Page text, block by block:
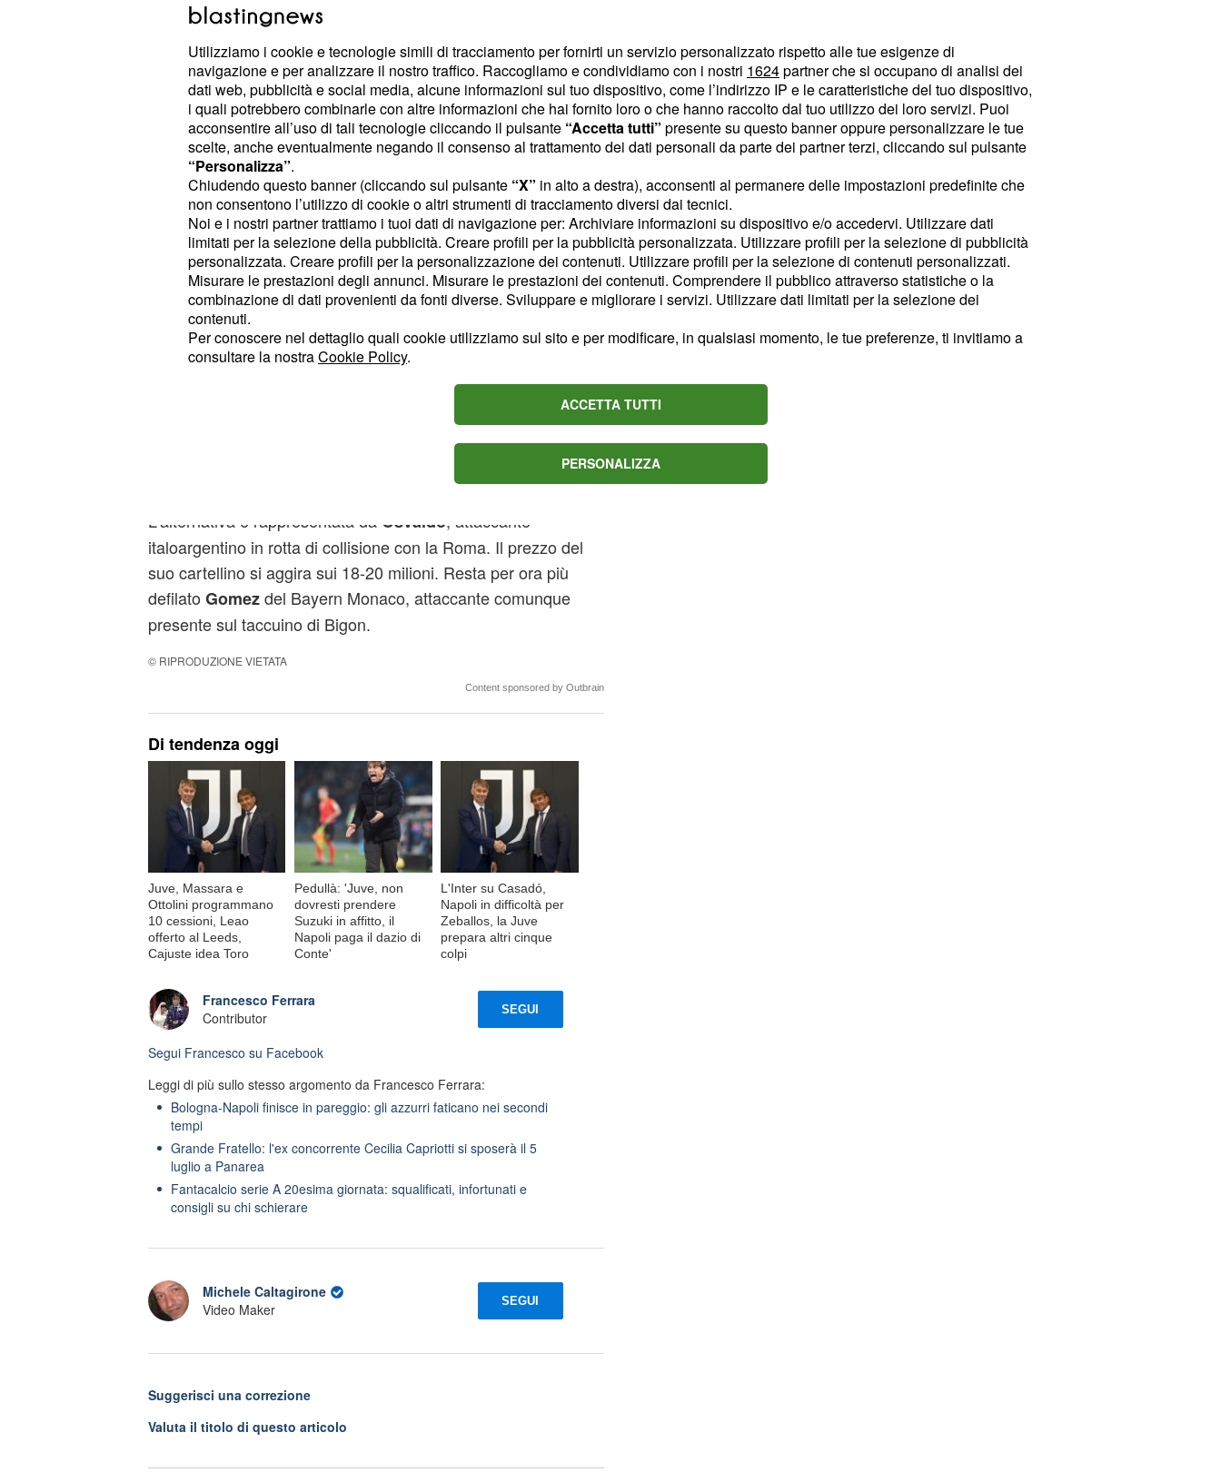
anche l'Atletico Madrid, che ha ceduto un pezzo da 90 come
avversaria delNapoli.
Il club spagnolo ha messo sul piatto 20 milioni di euro per la
punta bosniaca, quindi il club azzurro dovrà almeno
pareggiare l'offerta per convincere il Manchester City.
L'alternativa è rappresentata da Osvaldo, attaccante
italoargentino in rotta di collisione con la Roma. Il prezzo del
suo cartellino si aggira sui 18-20 milioni. Resta per ora più
defilato Gomezdel Bayern Monaco, attaccante comunque
presente sul taccuino di Bigon.
© RIPRODUZIONE VIETATA
Content sponsored by Outbrain
Di tendenza oggi
Juve, Massara e
Ottolini programmano
10 cessioni, Leao
offerto al Leeds,
Cajuste idea Toro
Pedullà: 'Juve, non
dovresti prendere
Suzuki in affitto, il
Napoli paga il dazio di
Conte'
L'Inter su Casadó,
Napoli in difficoltà per
Zeballos, la Juve
prepara altri cinque
colpi
Francesco Ferrara
Contributor
SEGUI
Segui Francesco su Facebook
Leggi di più sullo stesso argomento da Francesco Ferrara:
Bologna-Napoli finisce in pareggio: gli azzurri faticano nei secondi
tempi
Grande Fratello: l'ex concorrente Cecilia Capriotti si sposerà il 5
luglio a Panarea
Fantacalcio serie A 20esima giornata: squalificati, infortunati e
consigli su chi schierare
Michele Caltagirone
Video Maker
SEGUI
Suggerisci una correzione
Valuta il titolo di questo articolo
Utilizziamo i cookie e tecnologie simili di tracciamento per fornirti un servizio personalizzato rispetto alle tue esigenze di
navigazione e per analizzare il nostro traffico. Raccogliamo e condividiamo con i nostri 1624partner che si occupano di analisi dei
dati web, pubblicità e social media, alcune informazioni sul tuo dispositivo, come l’indirizzo IP e le caratteristiche del tuo dispositivo,
i quali potrebbero combinarle con altre informazioni che hai fornito loro o che hanno raccolto dal tuo utilizzo dei loro servizi. Puoi
acconsentire all’uso di tali tecnologie cliccando il pulsante “Accetta tutti” presente su questo banner oppure personalizzare le tue
scelte, anche eventualmente negando il consenso al trattamento dei dati personali da parte dei partner terzi, cliccando sul pulsante
“Personalizza”.
Chiudendo questo banner (cliccando sul pulsante “X” in alto a destra), acconsenti al permanere delle impostazioni predefinite che
non consentono l’utilizzo di cookie o altri strumenti di tracciamento diversi dai tecnici.
Noi e i nostri partner trattiamo i tuoi dati di navigazione per: Archiviare informazioni su dispositivo e/o accedervi. Utilizzare dati
limitati per la selezione della pubblicità. Creare profili per la pubblicità personalizzata. Utilizzare profili per la selezione di pubblicità
personalizzata. Creare profili per la personalizzazione dei contenuti. Utilizzare profili per la selezione di contenuti personalizzati.
Misurare le prestazioni degli annunci. Misurare le prestazioni dei contenuti. Comprendere il pubblico attraverso statistiche o la
combinazione di dati provenienti da fonti diverse. Sviluppare e migliorare i servizi. Utilizzare dati limitati per la selezione dei
contenuti.
Per conoscere nel dettaglio quali cookie utilizziamo sul sito e per modificare, in qualsiasi momento, le tue preferenze, ti invitiamo a
consultare la nostraCookie Policy.
ACCETTA TUTTI
PERSONALIZZA